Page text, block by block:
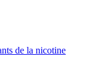
de la nicotine